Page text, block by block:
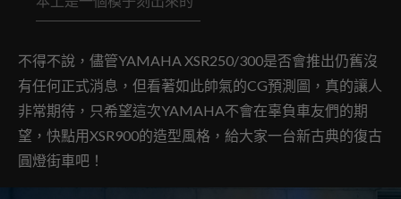
不得不說，儘管YAMAHA XSR250/300是否會推出仍舊沒
有任何正式消息，但看著如此帥氣的CG預測圖，真的讓人
非常期待，只希望這次YAMAHA不會在辜負車友們的期
望，快點用XSR900的造型風格，給大家一台新古典的復古
圓燈街車吧！